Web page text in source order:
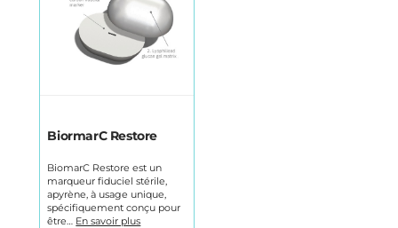
BiormarC Restore
BiomarC Restore est un
marqueur fiduciel stérile,
apyrène, à usage unique,
spécifiquement conçu pour
être… En savoir plus